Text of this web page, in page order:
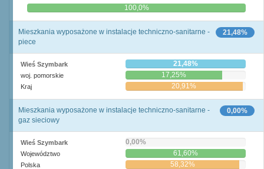
0,0% 100,0%
21,48%
Mieszkania wyposażone w instalacje techniczno-sanitarne -
piece
Wieś Szymbark 21,48%
woj. pomorskie 17,25%
Kraj 20,91%
0,00%
Mieszkania wyposażone w instalacje techniczno-sanitarne -
gaz sieciowy
Wieś Szymbark 0,00%
Województwo 61,60%
Polska 58,32%